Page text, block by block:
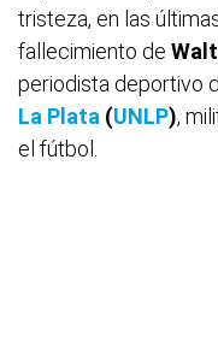
tristeza, en las
fallecimiento de
periodista deportivo
La Plata (UNLP),
el fútbol.